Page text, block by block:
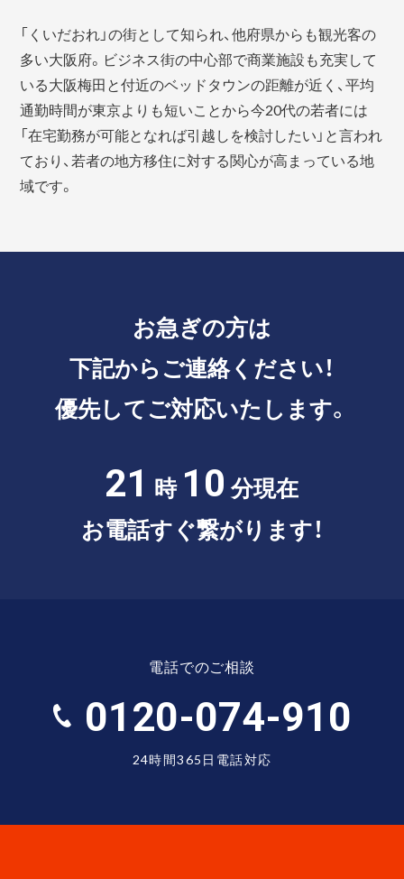
「くいだおれ」の街として知られ、他府県からも観光客の
多い大阪府。ビジネス街の中心部で商業施設も充実して
いる大阪梅田と付近のベッドタウンの距離が近く、平均
通勤時間が東京よりも短いことから今20代の若者には
「在宅勤務が可能となれば引越しを検討したい」と言われ
ており、若者の地方移住に対する関心が高まっている地
域です。
お急ぎの方は
下記からご連絡ください！
優先してご対応いたします。
21 時 10 分現在
お電話すぐ繋がります！
電話でのご相談
0120-074-910
24時間365日電話対応